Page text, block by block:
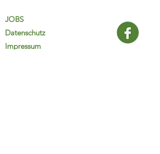
JOBS
Datenschutz
Impressum